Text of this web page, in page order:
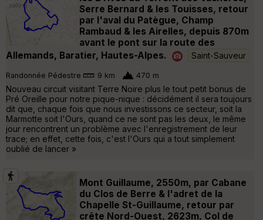
Serre Bernard & les Touisses, retour
par l'aval du Patègue, Champ
Rambaud & les Airelles, depuis 870m
avant le pont sur la route des
Allemands, Baratier, Hautes-Alpes.
Saint-Sauveur
Randonnée Pédestre 9 km 470 m
Nouveau circuit visitant Terre Noire plus le tout petit bonus de
Pré Oreille pour notre pique-nique : décidément il sera toujours
dit que, chaque fois que nous investissons ce secteur, soit la
Marmotte soit l'Ours, quand ce ne sont pas les deux, le même
jour rencontrent un problème avec l'enregistrement de leur
trace; en effet, cette fois, c'est l'Ours qui a tout simplement
oublié de lancer »
Mont Guillaume, 2550m, par Cabane
du Clos de Berre & l'adret de la
Chapelle St-Guillaume, retour par
crête Nord-Ouest, 2623m, Col de